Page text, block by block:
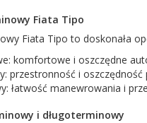
Fiata Tipo
Fiata Tipo to doskonała
komfortowe i oszczędne
przestronność i
łatwość manewrowania i
i długoterminowy